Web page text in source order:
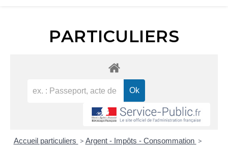
PARTICULIERS
Accueil particuliers > Argent - Impôts - Consommation >